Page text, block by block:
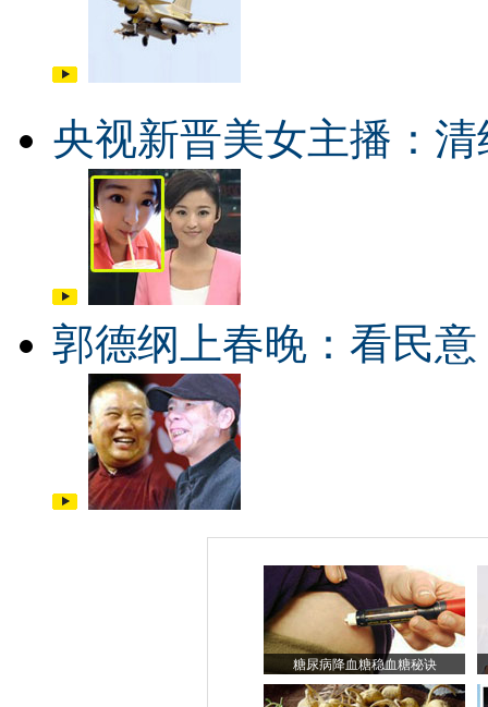
央视新晋美女主播：清
郭德纲上春晚：看民意
糖尿病降血糖稳血糖秘诀